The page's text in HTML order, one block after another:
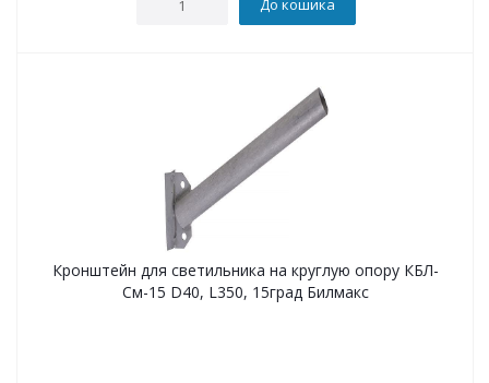
До кошика
Кронштейн для светильника на круглую опору КБЛ-
См-15 D40, L350, 15град Билмакс